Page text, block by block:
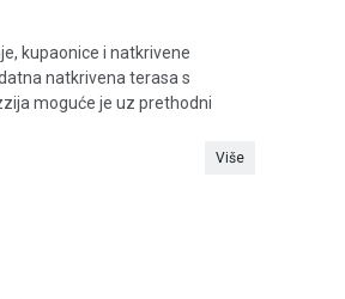
kupaonice i natkrivene
natkrivena terasa s
moguće je uz prethodni
Više